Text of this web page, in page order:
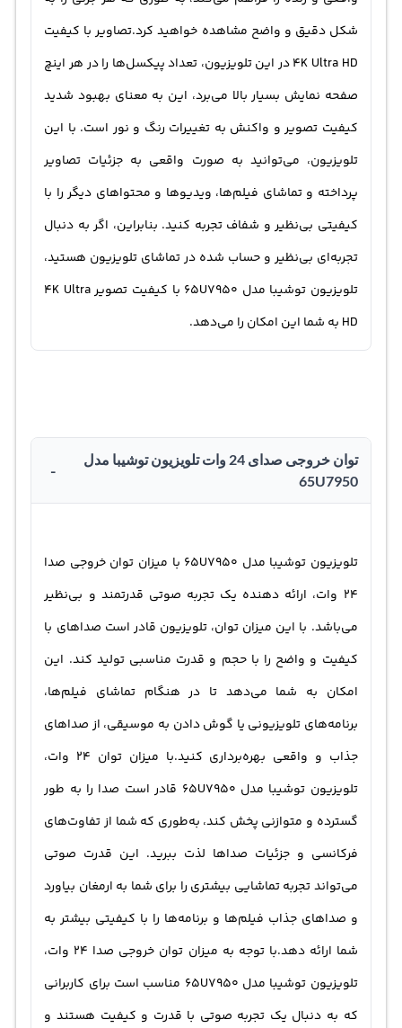
شکل دقیق و واضح مشاهده خواهید کرد.تصاویر با کیفیت
4K Ultra HD در این تلویزیون، تعداد پیکسل‌ها را در هر اینچ
صفحه نمایش بسیار بالا می‌برد، این به معنای بهبود شدید
کیفیت تصویر و واکنش به تغییرات رنگ و نور است. با این
تلویزیون، می‌توانید به صورت واقعی به جزئیات تصاویر
پرداخته و تماشای فیلم‌ها، ویدیوها و محتواهای دیگر را با
کیفیتی بی‌نظیر و شفاف تجربه کنید. بنابراین، اگر به دنبال
تجربه‌ای بی‌نظیر و حساب شده در تماشای تلویزیون هستید،
تلویزیون توشیبا مدل 65U7950 با کیفیت تصویر 4K Ultra
HD به شما این امکان را می‌دهد.
توان خروجی صدای 24 وات تلویزیون توشیبا مدل
65U7950
-
تلویزیون توشیبا مدل 65U7950 با میزان توان خروجی صدا
24 وات، ارائه دهنده یک تجربه صوتی قدرتمند و بی‌نظیر
می‌باشد. با این میزان توان، تلویزیون قادر است صداهای با
کیفیت و واضح را با حجم و قدرت مناسبی تولید کند. این
امکان به شما می‌دهد تا در هنگام تماشای فیلم‌ها،
برنامه‌های تلویزیونی یا گوش دادن به موسیقی، از صداهای
جذاب و واقعی بهره‌برداری کنید.با میزان توان 24 وات،
تلویزیون توشیبا مدل 65U7950 قادر است صدا را به طور
گسترده و متوازنی پخش کند، به‌طوری که شما از تفاوت‌های
فرکانسی و جزئیات صداها لذت ببرید. این قدرت صوتی
می‌تواند تجربه تماشایی بیشتری را برای شما به ارمغان بیاورد
و صداهای جذاب فیلم‌ها و برنامه‌ها را با کیفیتی بیشتر به
شما ارائه دهد.با توجه به میزان توان خروجی صدا 24 وات،
تلویزیون توشیبا مدل 65U7950 مناسب است برای کاربرانی
که به دنبال یک تجربه صوتی با قدرت و کیفیت هستند و